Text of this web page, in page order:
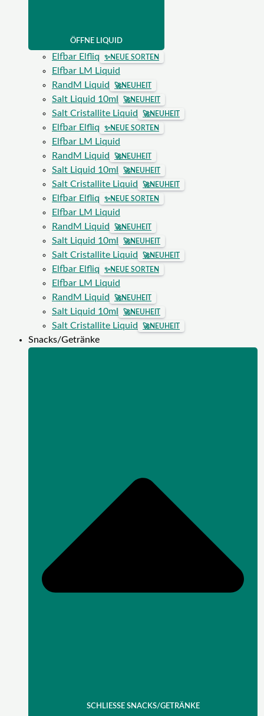
ÖFFNE LIQUID
Elfbar Elfliq ✨NEUE SORTEN
Elfbar LM Liquid
RandM Liquid
🚀NEUHEIT
Salt Liquid 10ml 🚀NEUHEIT
Salt Cristallite Liquid 🚀NEUHEIT
Elfbar Elfliq ✨NEUE SORTEN
Elfbar LM Liquid
RandM Liquid
🚀NEUHEIT
Salt Liquid 10ml 🚀NEUHEIT
Salt Cristallite Liquid 🚀NEUHEIT
Elfbar Elfliq ✨NEUE SORTEN
Elfbar LM Liquid
RandM Liquid
🚀NEUHEIT
Salt Liquid 10ml 🚀NEUHEIT
Salt Cristallite Liquid 🚀NEUHEIT
Elfbar Elfliq ✨NEUE SORTEN
Elfbar LM Liquid
RandM Liquid
🚀NEUHEIT
Salt Liquid 10ml 🚀NEUHEIT
Salt Cristallite Liquid 🚀NEUHEIT
Snacks/Getränke
SCHLIESSE SNACKS/GETRÄNKE